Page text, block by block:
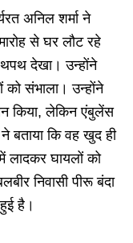
अनिल शर्मा ने
से घर लौट रहे
देखा। उन्होंने
को संभाला। उन्होंने
किया, लेकिन एंबुलेंस
बताया कि वह खुद ही
लादकर घायलों को
निवासी पीरू बंदा
है।